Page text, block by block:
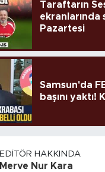
Taraftarın
ekranlarında
Pazartesi
Samsun'da
başını
EDITÖR HAKKINDA
Merve Nur Kara